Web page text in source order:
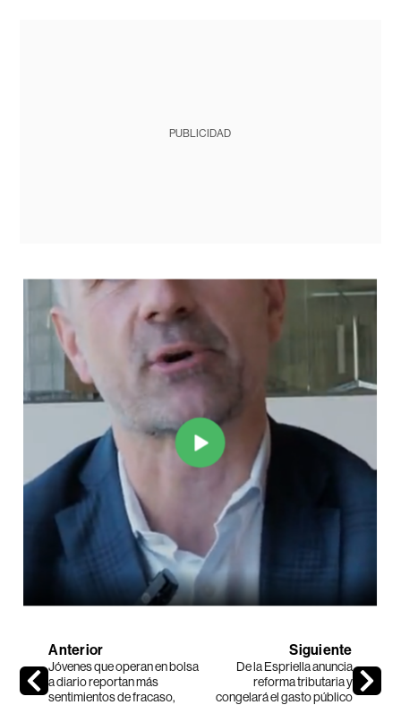
PUBLICIDAD
Anterior
Jóvenes que operan en bolsa
a diario reportan más
sentimientos de fracaso,
Siguiente
De la Espriella anuncia
reforma tributaria y
congelará el gasto público